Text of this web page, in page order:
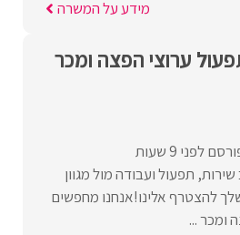
מידע על המשרה
ערוצי הפצה ומכר
לפני 9 שעות
תפעול ועבודה מול מגוון
להצטרף אלינו!אנחנו מחפשים
ומכר ...